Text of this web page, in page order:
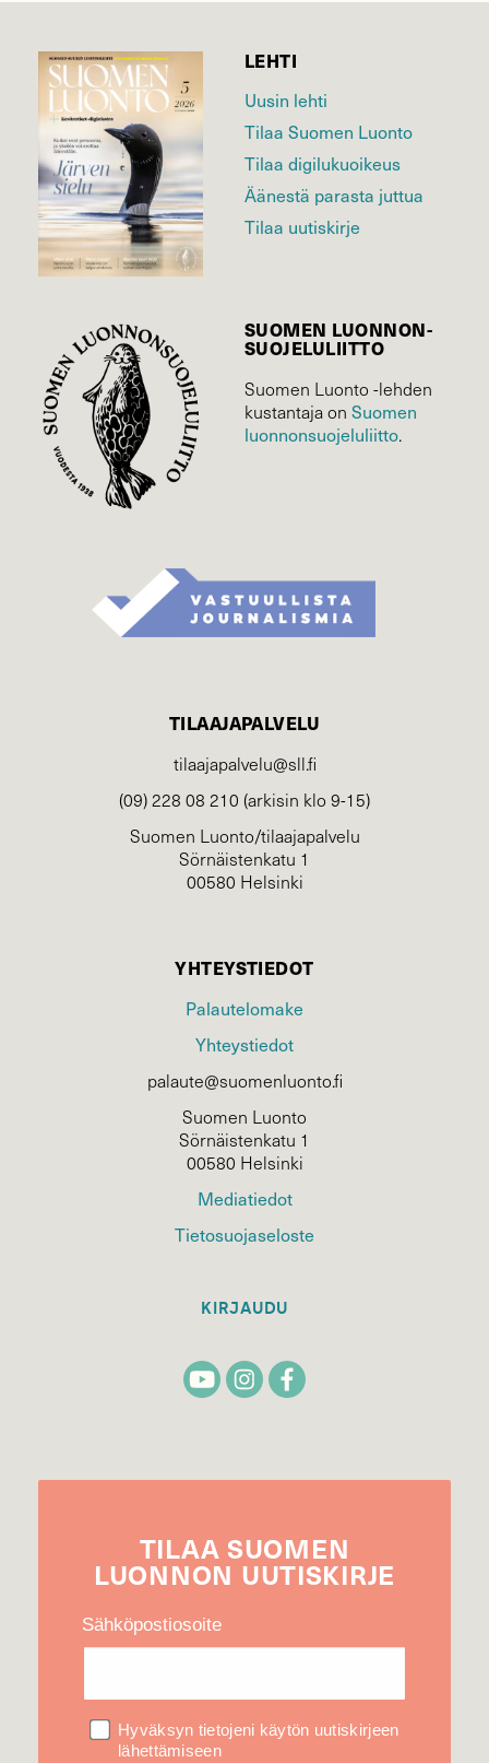
LEHTI
Uusin lehti
Tilaa Suomen Luonto
Tilaa digilukuoikeus
Äänestä parasta juttua
Tilaa uutiskirje
SUOMEN LUONNON­
SUOJELU­LIITTO
Suomen Luonto -lehden
kustantaja on Suomen
luonnonsuojelu­liitto.
TILAAJAPALVELU
tilaajapalvelu@sll.fi
(09) 228 08 210 (arkisin klo 9-15)
Suomen Luonto/tilaajapalvelu
Sörnäistenkatu 1
00580 Helsinki
YHTEYSTIEDOT
Palautelomake
Yhteystiedot
palaute@suomenluonto.fi
Suomen Luonto
Sörnäistenkatu 1
00580 Helsinki
Mediatiedot
Tietosuojaseloste
KIRJAUDU
TILAA SUOMEN
LUONNON UUTIS­KIRJE
Sähköpostiosoite
Hyväksyn tietojeni käytön uutiskirjeen
lähettämiseen